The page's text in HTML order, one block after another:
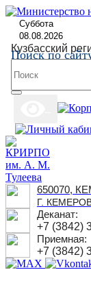
Суббота
08.08.2026
Кузбасский
Поиск по
650070,
Г.
Деканат:
+7 (3842)
Приемная:
+7 (3842)